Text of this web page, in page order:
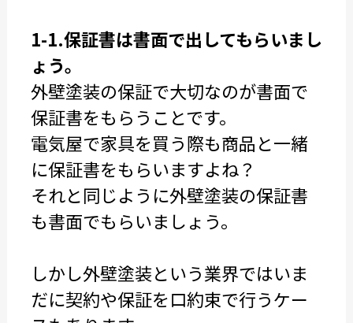
1-1.保証書は書面で出してもらいまし
ょう。
外壁塗装の保証で大切なのが書面で
保証書をもらうことです。
電気屋で家具を買う際も商品と一緒
に保証書をもらいますよね？
それと同じように外壁塗装の保証書
も書面でもらいましょう。
しかし外壁塗装という業界ではいま
だに契約や保証を口約束で行うケー